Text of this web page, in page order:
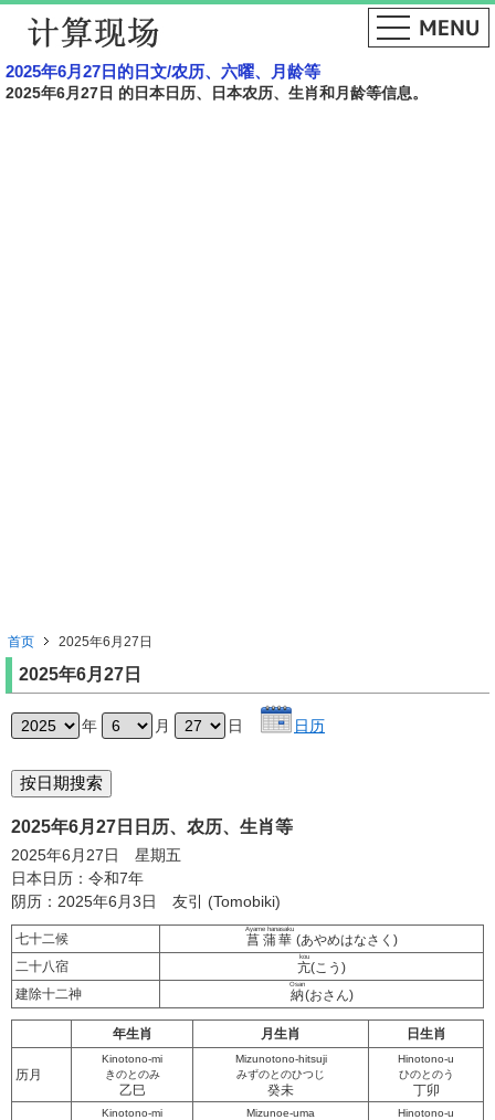
2025年6月27日的日文​​/农历、六曜、月龄等
2025年6月27日 的日本日历、日本农历、生肖和月龄等信息。
首页 2025年6月27日
2025年6月27日
年 月 日 日历
2025年6月27日日历、农历、生肖等
2025年6月27日 星期五
日本日历：令和7年
阴历：2025年6月3日 友引 (Tomobiki)
七十二候 菖蒲華
Ayame hanasaku
(あやめはなさく)
二十八宿
亢
kou
(こう)
建除十二神
納
Osan
(おさん)
年生肖 月生肖 日生肖
历月
Kinotono-mi
きのとのみ
乙巳
Mizunotono-hitsuji
みずのとのひつじ
癸未
Hinotono-u
ひのとのう
丁卯
Kinotono-mi
Mizunoe-uma
Hinotono-u